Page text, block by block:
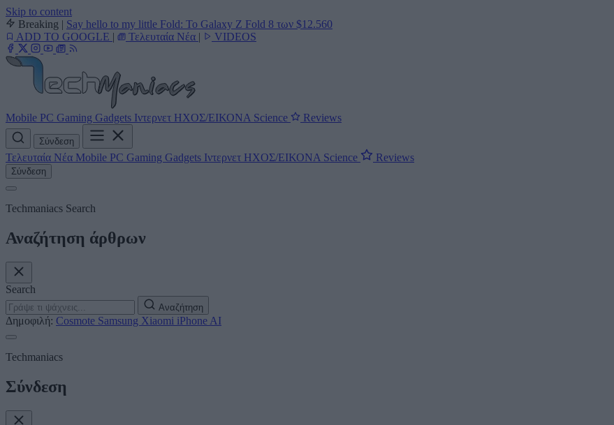
Skip to content
Breaking | Say hello to my little Fold: Το Galaxy Z Fold 8 των $12.560
ADD TO GOOGLE | Τελευταία Νέα | VIDEOS
Mobile PC Gaming Gadgets Ιντερνετ ΗΧΟΣ/ΕΙΚΟΝΑ Science Reviews
Σύνδεση
Τελευταία Νέα Mobile PC Gaming Gadgets Ιντερνετ ΗΧΟΣ/ΕΙΚΟΝΑ Science Reviews
Σύνδεση
Techmaniacs Search
Αναζήτηση άρθρων
Search
Αναζήτηση
Δημοφιλή: Cosmote Samsung Xiaomi iPhone AI
Techmaniacs
Σύνδεση